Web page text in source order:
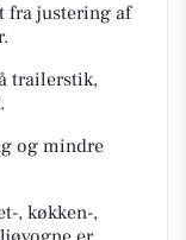
fra justering af
trailerstik,
og mindre
, køkken-,